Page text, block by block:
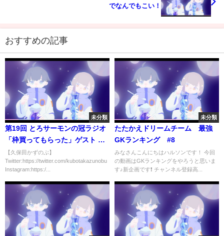
でなんでもこい！
おすすめの記事
未分類
第19回 とろサーモンの冠ラジオ
「枠買ってもらった」ゲスト 中
山功太
【久保田かずのぶ】
Twitter:https://twitter.com/kubotakazunobu
Instagram:https:/...
未分類
たたかえドリームチーム 最強
GKランキング #8
みなさんこんにちはハルソンです！ 今回
の動画はGKランキングをやろうと思いま
す♪新企画です❗️ チャンネル登録高...